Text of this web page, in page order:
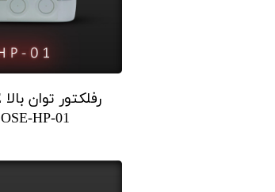
OSE-HP-01 باطری خور